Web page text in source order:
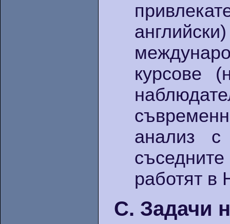
курсове
анализ
работят в
С. Задачи